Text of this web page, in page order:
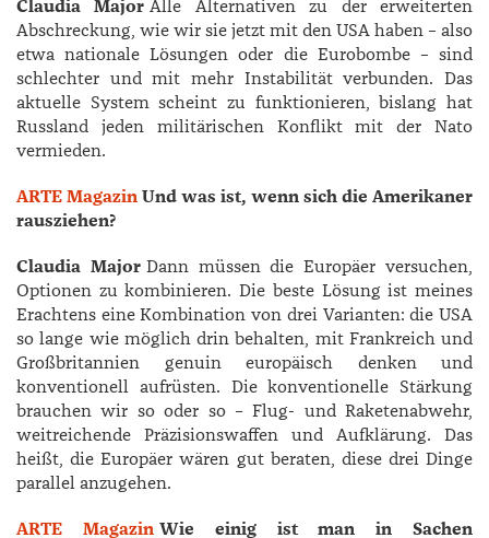
Claudia Major Alle Alternativen zu der erweiterten
Abschreckung, wie wir sie jetzt mit den USA haben – also
etwa nationale Lösungen oder die Euro­bombe – sind
schlechter und mit mehr Instabilität verbunden. Das
aktuelle System scheint zu funktionieren, bislang hat
Russland jeden militärischen Konflikt mit der Nato
vermieden.
ARTE MagazinUnd was ist, wenn sich die Amerikaner
rausziehen?
Claudia Major Dann müssen die Europäer versuchen,
Optionen zu kombinieren. Die beste Lösung ist meines
Erachtens eine Kombination von drei Varianten: die USA
so lange wie möglich drin behalten, mit Frankreich und
Großbritannien genuin europäisch denken und
konventionell aufrüsten. Die konventionelle Stärkung
brauchen wir so oder so – Flug- und Raketenabwehr,
weitreichende Präzisionswaffen und Aufklärung. Das
heißt, die Europäer wären gut beraten, diese drei Dinge
parallel anzugehen.
ARTE Magazin Wie einig ist man in Sachen